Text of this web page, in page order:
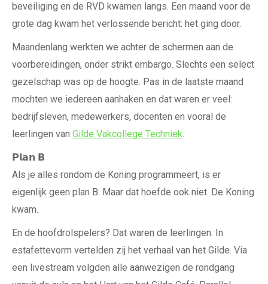
beveiliging en de RVD kwamen langs. Een maand voor de
grote dag kwam het verlossende bericht: het ging door.
Maandenlang werkten we achter de schermen aan de
voorbereidingen, onder strikt embargo. Slechts een select
gezelschap was op de hoogte. Pas in de laatste maand
mochten we iedereen aanhaken en dat waren er veel:
bedrijfsleven, medewerkers, docenten en vooral de
leerlingen van Gilde Vakcollege Techniek.
𝗣𝗹𝗮𝗻 𝗕
Als je alles rondom de Koning programmeert, is er
eigenlijk geen plan B. Maar dat hoefde ook niet. De Koning
kwam.
En de hoofdrolspelers? Dat waren de leerlingen. In
estafettevorm vertelden zij het verhaal van het Gilde. Via
een livestream volgden alle aanwezigen de rondgang